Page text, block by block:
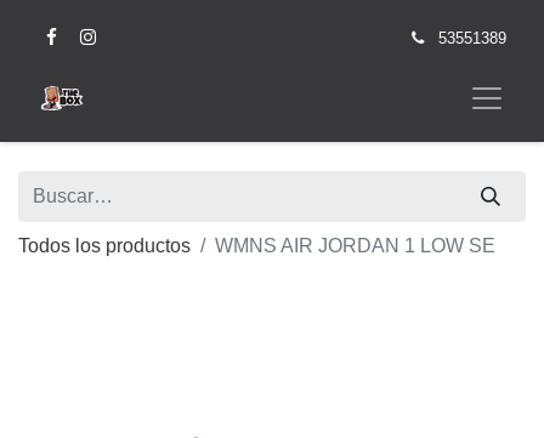
53551389
Todos los productos WMNS AIR JORDAN 1 LOW SE